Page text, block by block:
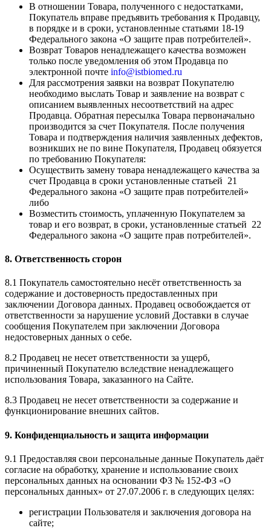
В отношении Товара, полученного с недостатками,
Покупатель вправе предъявить требования к Продавцу,
в порядке и в сроки, установленные статьями 18-19
Федерального закона «О защите прав потребителей».
Возврат Товаров ненадлежащего качества возможен
только после уведомления об этом Продавца по
электронной почте info@istbiomed.ru
Для рассмотрения заявки на возврат Покупателю
необходимо выслать Товар и заявление на возврат с
описанием выявленных несоответствий на адрес
Продавца. Обратная пересылка Товара первоначально
производится за счет Покупателя. После получения
Товара и подтверждения наличия заявленных дефектов,
возникших не по вине Покупателя, Продавец обязуется
по требованию Покупателя:
Осуществить замену товара ненадлежащего качества за
счет Продавца в сроки установленные статьей 21
Федерального закона «О защите прав потребителей»
либо
Возместить стоимость, уплаченную Покупателем за
товар и его возврат, в сроки, установленные статьей 22
Федерального закона «О защите прав потребителей».
8. Ответственность сторон
8.1 Покупатель самостоятельно несёт ответственность за
содержание и достоверность предоставленных при
заключении Договора данных. Продавец освобождается от
ответственности за нарушение условий Доставки в случае
сообщения Покупателем при заключении Договора
недостоверных данных о себе.
8.2 Продавец не несет ответственности за ущерб,
причиненный Покупателю вследствие ненадлежащего
использования Товара, заказанного на Сайте.
8.3 Продавец не несет ответственности за содержание и
функционирование внешних сайтов.
9. Конфиденциальность и защита информации
9.1 Предоставляя свои персональные данные Покупатель даёт
согласие на обработку, хранение и использование своих
персональных данных на основании ФЗ № 152-ФЗ «О
персональных данных» от 27.07.2006 г. в следующих целях:
регистрации Пользователя и заключения договора на
сайте;